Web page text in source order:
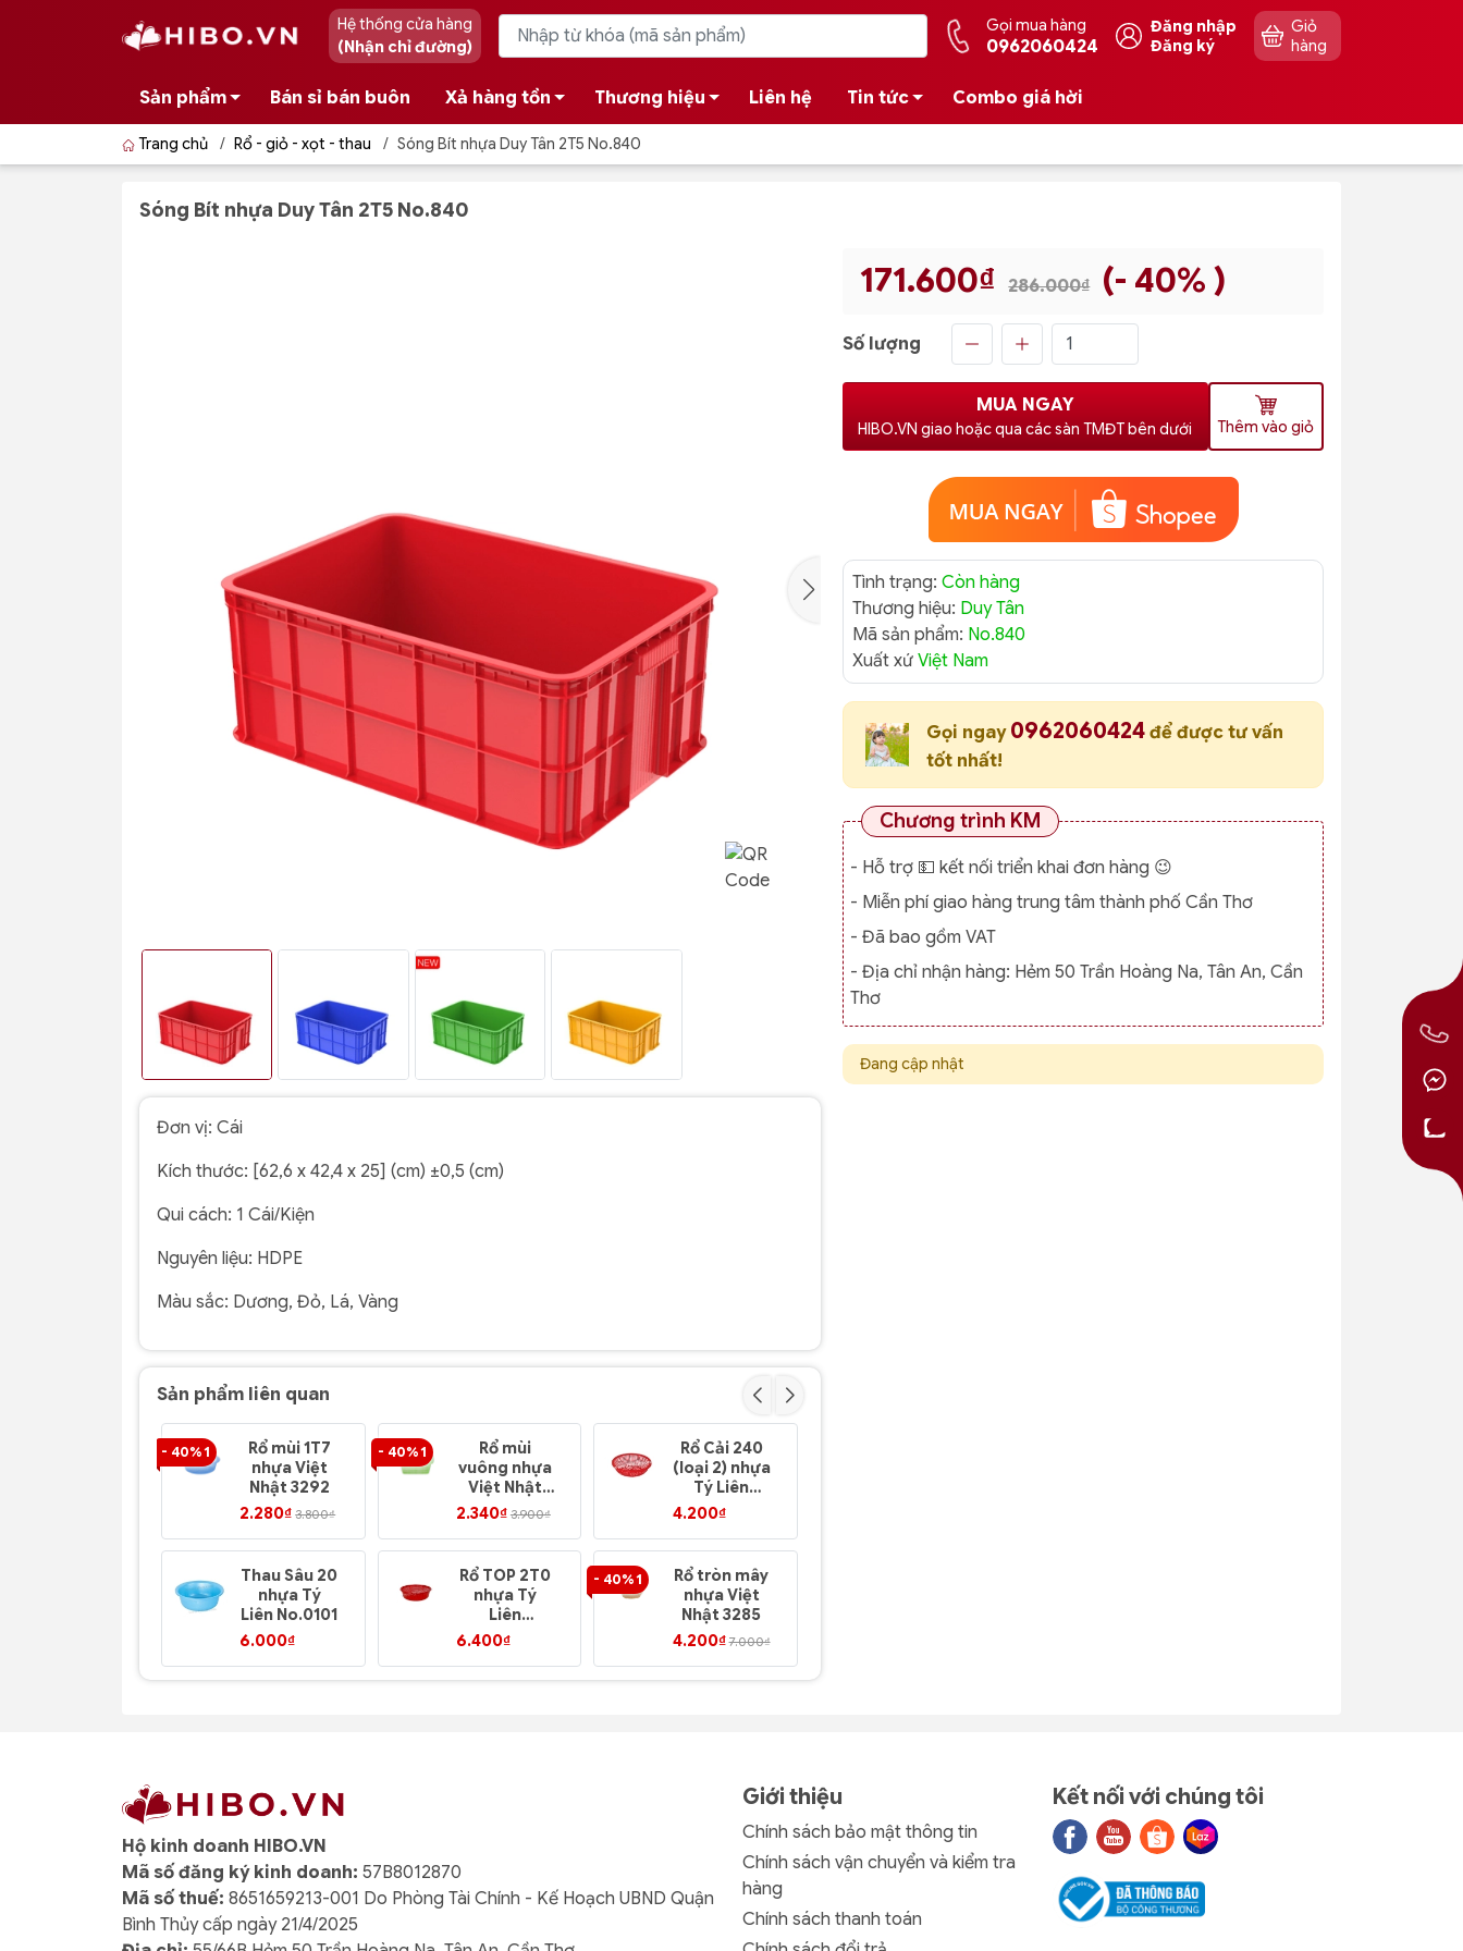
Hệ thống cửa hàng
(Nhận chỉ đường)
Gọi mua hàng
0962060424
Đăng nhập
Đăng ký
Giỏ
hàng
Sản phẩm Bán sỉ bán buôn Xả hàng tồn Thương hiệu Liên hệ Tin tức Combo giá hời
Trang chủ / Rổ - giỏ - xọt - thau / Sóng Bít nhựa Duy Tân 2T5 No.840
Sóng Bít nhựa Duy Tân 2T5 No.840
Đơn vị: Cái
Kích thước: [62,6 x 42,4 x 25] (cm) ±0,5 (cm)
Qui cách: 1 Cái/Kiện
Nguyên liệu: HDPE
Màu sắc: Dương, Đỏ, Lá, Vàng
Sản phẩm liên quan
- 40% 1
Rổ mùi 1T7
nhựa Việt
Nhật 3292
2.280₫ 3.800₫
- 40% 1
Rổ mùi
vuông nhựa
Việt Nhật
3295
2.340₫ 3.900₫
Rổ Cải 240
(loại 2) nhựa
Tý Liên
No.0312
4.200₫
Thau Sâu 20
nhựa Tý
Liên No.0101
6.000₫
Rổ TOP 2T0
nhựa Tý
Liên
No.0910
6.400₫
- 40% 1
Rổ tròn mây
nhựa Việt
Nhật 3285
4.200₫ 7.000₫
171.600₫ 286.000₫ (- 40% )
Số lượng
MUA NGAY
HIBO.VN giao hoặc qua các sàn TMĐT bên dưới Thêm vào giỏ
Tình trạng:Còn hàng
Thương hiệu: Duy Tân
Mã sản phẩm: No.840
Xuất xứViệt Nam
Gọi ngay 0962060424để được tư vấn
tốt nhất!
Chương trình KM
- Hỗ trợ 💵 kết nối triển khai đơn hàng 😉
- Miễn phí giao hàng trung tâm thành phố Cần Thơ
- Đã bao gồm VAT
- Địa chỉ nhận hàng: Hẻm 50 Trần Hoàng Na, Tân An, Cần
Thơ
Đang cập nhật
Hộ kinh doanh HIBO.VN
Mã số đăng ký kinh doanh: 57B8012870
Mã số thuế: 8651659213-001 Do Phòng Tài Chính - Kế Hoạch UBND Quận
Bình Thủy cấp ngày 21/4/2025
Giới thiệu
Chính sách bảo mật thông tin
Chính sách vận chuyển và kiểm tra
hàng
Chính sách thanh toán
Kết nối với chúng tôi